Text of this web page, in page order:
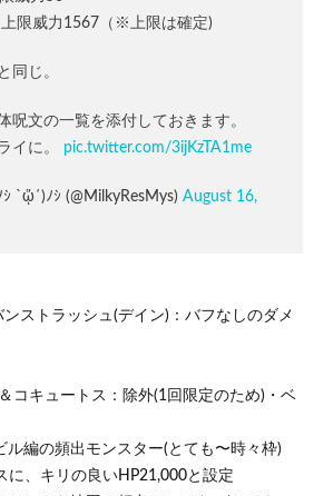
上限威力1567（※上限は確定)
同じ。
呪文の一覧を添付しておきます。
イに。 pic.twitter.com/3ijKzTA1me
`ᾥ´)ﾉｼ (@MilkyResMys) August 16,
ストラッシュ(デイン)：バフなしのダメ
コキュートス：除外(1回限定のため)・ベ
編の頻出モンスター(とても〜時々枠)
、キリの良いHP21,000と設定